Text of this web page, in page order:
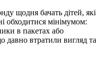
щодня бачать дітей, які
обходитися мінімумом:
в пакетах або
давно втратили вигляд та